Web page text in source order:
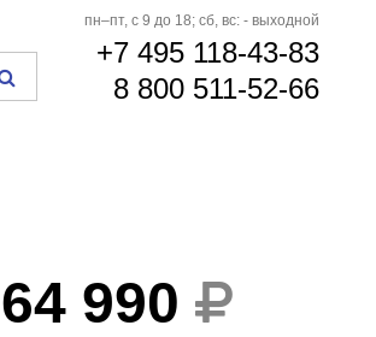
пн–пт, с 9 до 18; сб, вс: - выходной
+7 495 118-43-83
8 800 511-52-66
64 990